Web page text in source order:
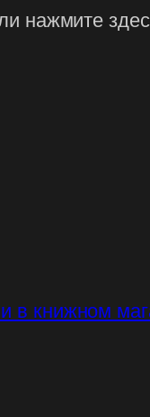
нажмите
в книжном